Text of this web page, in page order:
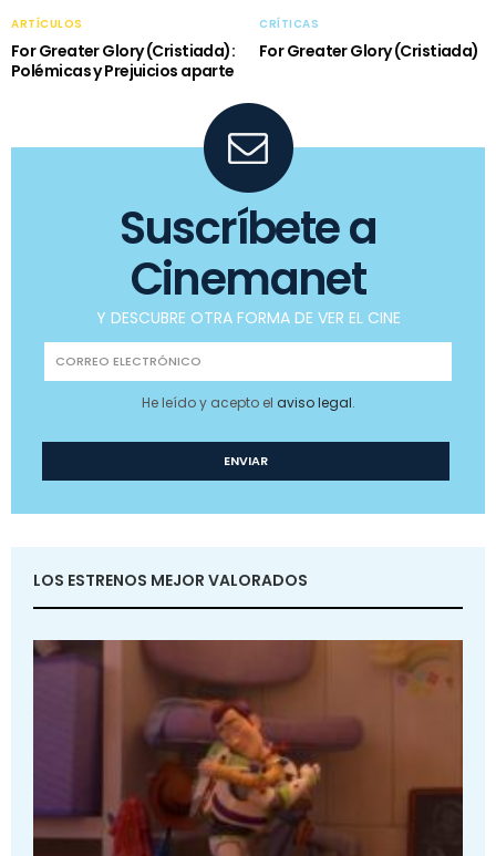
ARTÍCULOS
For Greater Glory (Cristiada):
Polémicas y Prejuicios aparte
CRÍTICAS
For Greater Glory (Cristiada)
Suscríbete a
Cinemanet
Y DESCUBRE OTRA FORMA DE VER EL CINE
He leído y acepto el aviso legal.
LOS ESTRENOS MEJOR VALORADOS